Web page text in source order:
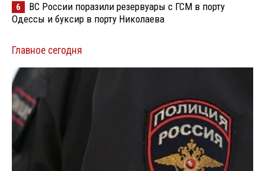
6
ВС России поразили резервуары с ГСМ в порту
Одессы и буксир в порту Николаева
Главное сегодня